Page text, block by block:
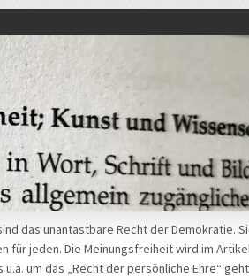
das unantastbare Recht der Demokratie.
für jeden. Die Meinungsfreiheit wird im
um das „Recht der persönliche Ehre“